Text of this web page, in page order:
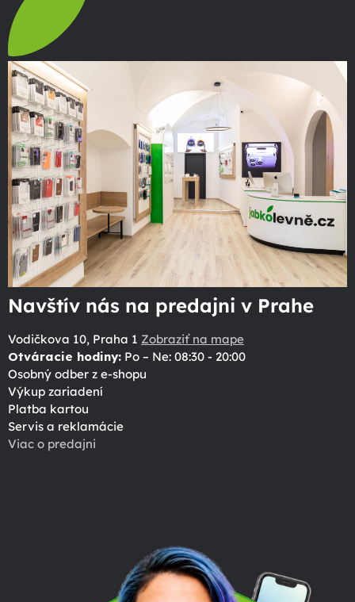
Navštív nás na predajni v Prahe
Vodičkova 10, Praha 1 Zobraziť na mape
Otváracie hodiny: Po – Ne: 08:30 - 20:00
Osobný odber z e-shopu
Výkup zariadení
Platba kartou
Servis a reklamácie
Viac o predajni